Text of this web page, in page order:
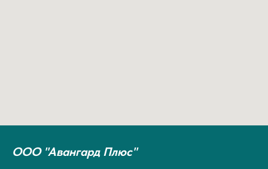
ООО "Авангард Плюс"